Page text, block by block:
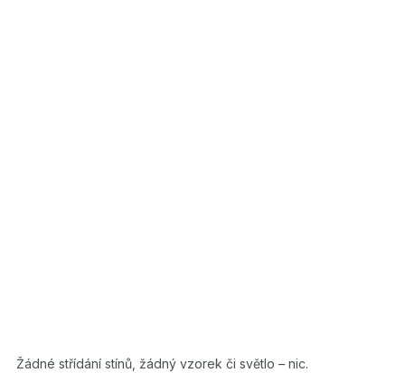
Žádné střídání stínů, žádný vzorek či světlo – nic.